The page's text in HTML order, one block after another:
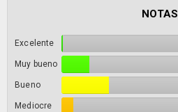
NOTAS
Excelente
Muy bueno
Bueno
Mediocre